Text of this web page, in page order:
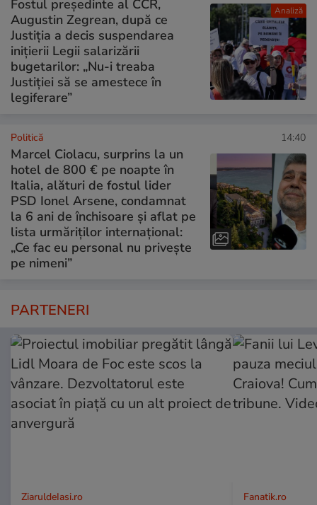
Analiză
Fostul președinte al CCR,
Augustin Zegrean, după ce
Justiția a decis suspendarea
inițierii Legii salarizării
bugetarilor: „Nu-i treaba
Justiției să se amestece în
legiferare”
Politică 14:40
Marcel Ciolacu, surprins la un
hotel de 800 € pe noapte în
Italia, alături de fostul lider
PSD Ionel Arsene, condamnat
la 6 ani de închisoare și aflat pe
lista urmăriților internațional:
„Ce fac eu personal nu privește
pe nimeni”
PARTENERI
ZiaruldeIasi.ro Fanatik.ro